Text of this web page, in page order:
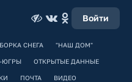
Войти
СНЕГА "НАШ ДОМ"
ЮГРЫ ОТКРЫТЫЕ ДАННЫЕ
ПОЧТА ВИДЕО